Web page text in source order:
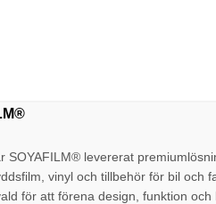
SOYAFILM® levererat
vinyl och tillbehör för bil och
för att förena design, funktion och